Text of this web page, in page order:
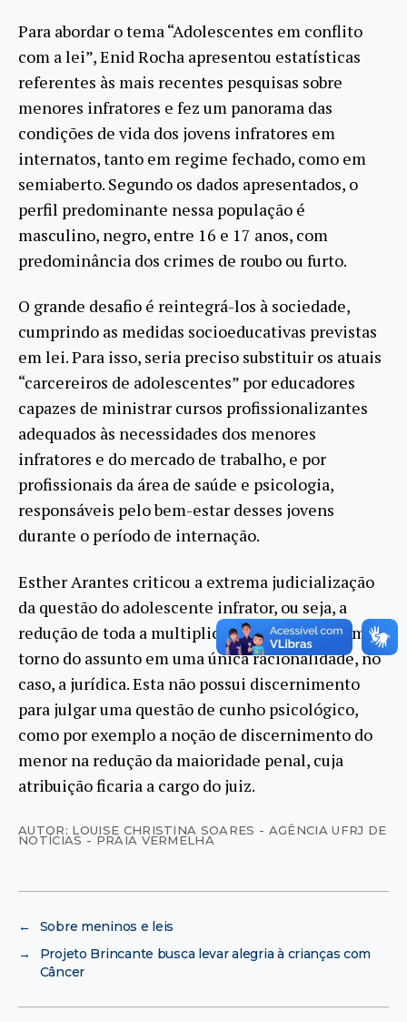
Para abordar o tema “Adolescentes em conflito
com a lei”, Enid Rocha apresentou estatísticas
referentes às mais recentes pesquisas sobre
menores infratores e fez um panorama das
condições de vida dos jovens infratores em
internatos, tanto em regime fechado, como em
semiaberto. Segundo os dados apresentados, o
perfil predominante nessa população é
masculino, negro, entre 16 e 17 anos, com
predominância dos crimes de roubo ou furto.
O grande desafio é reintegrá-los à sociedade,
cumprindo as medidas socioeducativas previstas
em lei. Para isso, seria preciso substituir os atuais
“carcereiros de adolescentes” por educadores
capazes de ministrar cursos profissionalizantes
adequados às necessidades dos menores
infratores e do mercado de trabalho, e por
profissionais da área de saúde e psicologia,
responsáveis pelo bem-estar desses jovens
durante o período de internação.
Esther Arantes criticou a extrema judicialização
da questão do adolescente infrator, ou seja, a
redução de toda a multiplicidade que orbita em
torno do assunto em uma única racionalidade, no
caso, a jurídica. Esta não possui discernimento
para julgar uma questão de cunho psicológico,
como por exemplo a noção de discernimento do
menor na redução da maioridade penal, cuja
atribuição ficaria a cargo do juiz.
AUTOR: LOUISE CHRISTINA SOARES - AGÊNCIA UFRJ DE
NOTÍCIAS - PRAIA VERMELHA
←
Sobre meninos e leis
→
Projeto Brincante busca levar alegria à crianças com
Câncer